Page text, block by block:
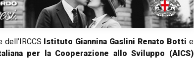
Istituto Giannina Gaslini Renato Bottie
per la Cooperazione allo Sviluppo (AICS)